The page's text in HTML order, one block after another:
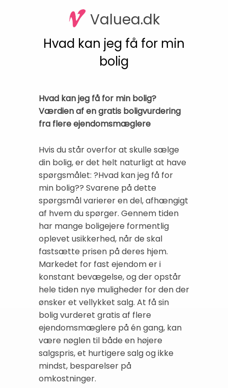
Valuea.dk
Hvad kan jeg få for min
bolig
Hvad kan jeg få for min bolig?
Værdien af en gratis boligvurdering
fra flere ejendomsmæglere
Hvis du står overfor at skulle sælge
din bolig, er det helt naturligt at have
spørgsmålet: ?Hvad kan jeg få for
min bolig?? Svarene på dette
spørgsmål varierer en del, afhængigt
af hvem du spørger. Gennem tiden
har mange boligejere formentlig
oplevet usikkerhed, når de skal
fastsætte prisen på deres hjem.
Markedet for fast ejendom er i
konstant bevægelse, og der opstår
hele tiden nye muligheder for den der
ønsker et vellykket salg. At få sin
bolig vurderet gratis af flere
ejendomsmæglere på én gang, kan
være nøglen til både en højere
salgspris, et hurtigere salg og ikke
mindst, besparelser på
omkostninger.